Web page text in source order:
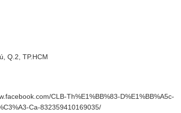
Q.2, TP.HCM
CLB-Th%E1%BB%83-D%E1%BB%A5c-
Ca-832359410169035/